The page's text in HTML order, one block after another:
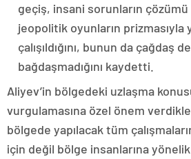
geçiş, insani sorunların
jeopolitik oyunların prizmasıyla
çalışıldığını, bunun da çağdaş
bağdaşmadığını kaydetti.
Aliyev’in bölgedeki uzlaşma
vurgulamasına özel önem
bölgede yapılacak tüm
için değil bölge insanlarına